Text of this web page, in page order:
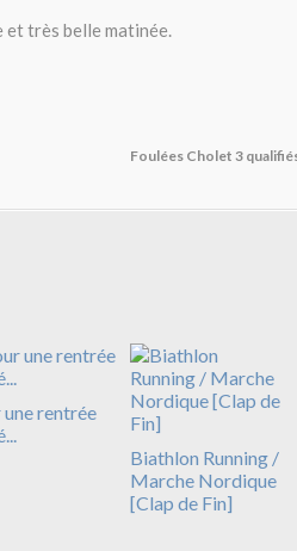
et très belle matinée.
Foulées Cholet 3
une rentrée
Biathlon Running /
Marche Nordique
[Clap de Fin]